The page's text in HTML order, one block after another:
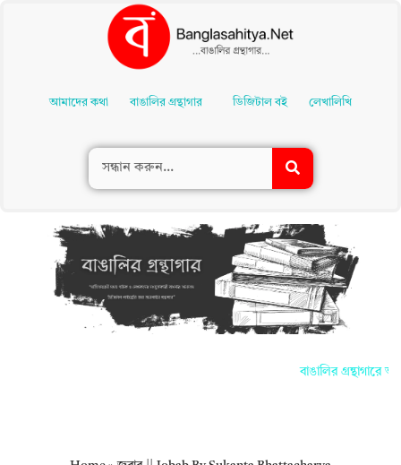
Contentআমাদের কথা বাঙালির গ্রন্থাগার ডিজিটাল বই লেখালিখি
বাঙালির গ্রন্থাগারে